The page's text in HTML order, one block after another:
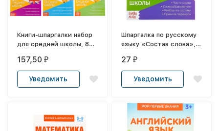
Книги-шпаргалки набор
для средней школы, 8
157,50₽
Уведомить
Шпаргалка по русскому
языку «Состав слова», 8
27₽
Уведомить